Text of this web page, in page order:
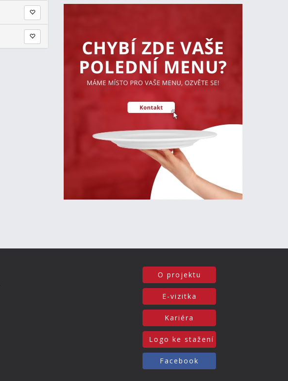
O projektu
E-vizitka
Kariéra
Logo ke stažení
Facebook